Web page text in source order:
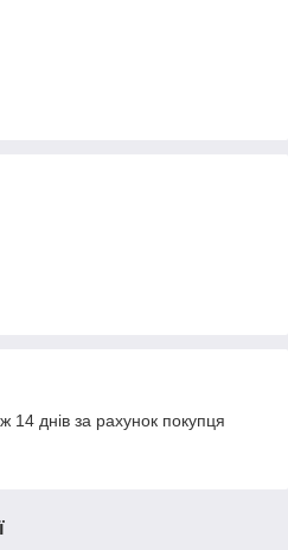
14 днів за рахунок покупця